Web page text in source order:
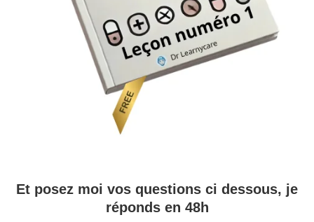
Et posez moi vos questions ci dessous, je
réponds en 48h